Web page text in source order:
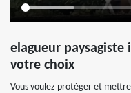
elagueur
votre choix
Vous voulez protéger et